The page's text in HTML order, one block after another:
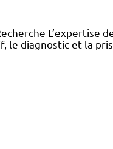
L’expertise
le diagnostic et la